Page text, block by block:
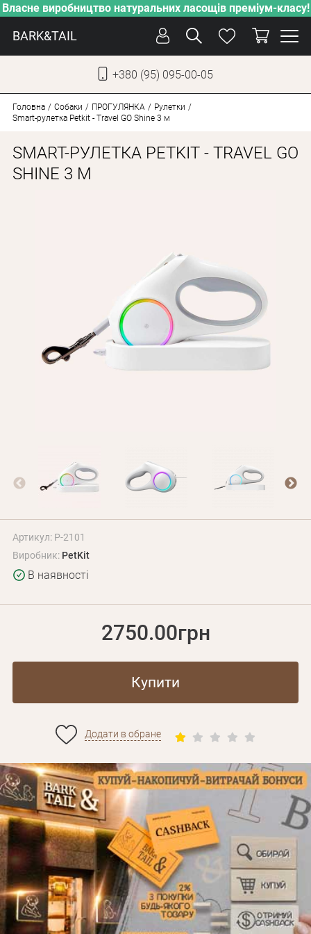
Власне виробництво натуральних ласощів преміум-класу!
BARK&TAIL
+380 (95) 095-00-05
ДОГЛЯД
АКЦІЇ
ДЛЯ КОТІВ
Оплата і доставка
Програма лояльності
Головна Собаки ПРОГУЛЯНКА
Рулетки
Smart-рулетка Petkit - Travel GO Shine 3 м
SMART-РУЛЕТКА PETKIT - TRAVEL GO
SHINE 3 М
Артикул: P-2101
Виробник: PetKit
В наявності
2750.00грн
Купити
Додати в обране